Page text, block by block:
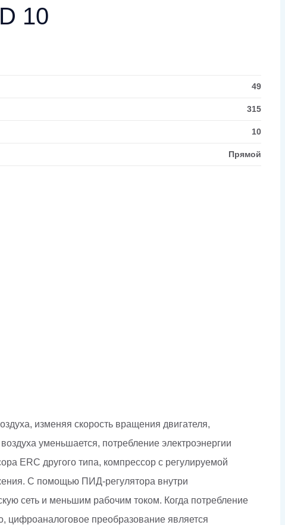
10
49
315
10
Прямой
изменяя скорость вращения двигателя,
уменьшается, потребление электроэнергии
ERC другого типа, компрессор с регулируемой
С помощью ПИД-регулятора внутри
сеть и меньшим рабочим током. Когда потребление
цифроаналоговое преобразование является